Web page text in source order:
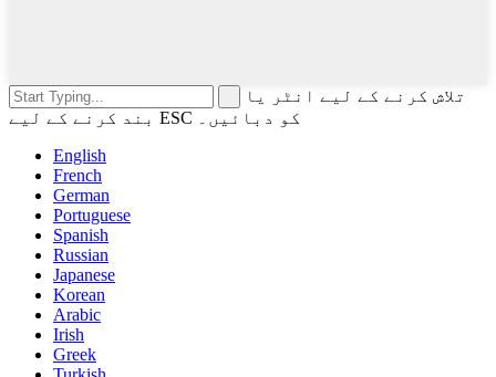
تلاش کرنے کے لیے انٹر یا
بند کرنے کے لیے ESC کو دبائیں۔
English
French
German
Portuguese
Spanish
Russian
Japanese
Korean
Arabic
Irish
Greek